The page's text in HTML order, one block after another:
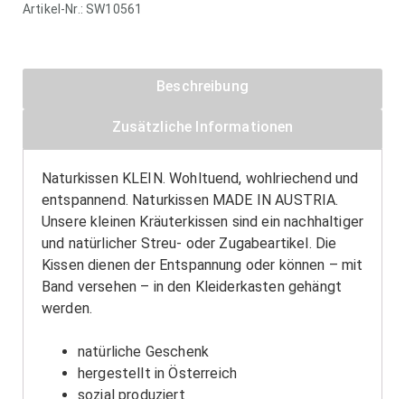
Artikel-Nr.: SW10561
Beschreibung
Zusätzliche Informationen
Naturkissen KLEIN. Wohltuend, wohlriechend und
entspannend. Naturkissen MADE IN AUSTRIA.
Unsere kleinen Kräuterkissen sind ein nachhaltiger
und natürlicher Streu- oder Zugabeartikel. Die
Kissen dienen der Entspannung oder können – mit
Band versehen – in den Kleiderkasten gehängt
werden.
natürliche Geschenk
hergestellt in Österreich
sozial produziert